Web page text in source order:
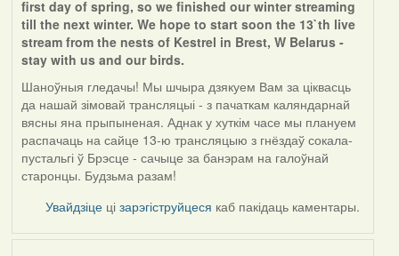
first day of spring, so we finished our winter streaming
till the next winter. We hope to start soon the 13`th live
stream from the nests of Kestrel in Brest, W Belarus -
stay with us and our birds.
Шаноўныя гледачы! Мы шчыра дзякуем Вам за ціквасць
да нашай зімовай трансляцыі - з пачаткам каляндарнай
вясны яна прыпыненая. Аднак у хуткім часе мы плануем
распачаць на сайце 13-ю трансляцыю з гнёздаў сокала-
пустальгі ў Брэсце - сачыце за банэрам на галоўнай
старонцы. Будзьма разам!
Увайдзіце цізарэгіструйцеся каб пакідаць каментары.